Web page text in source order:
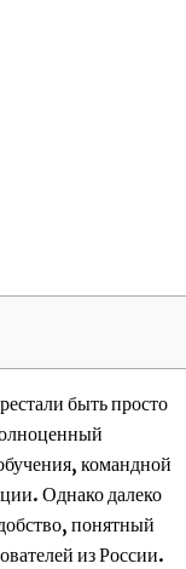
быть просто
командной
Однако далеко
понятный
из России.